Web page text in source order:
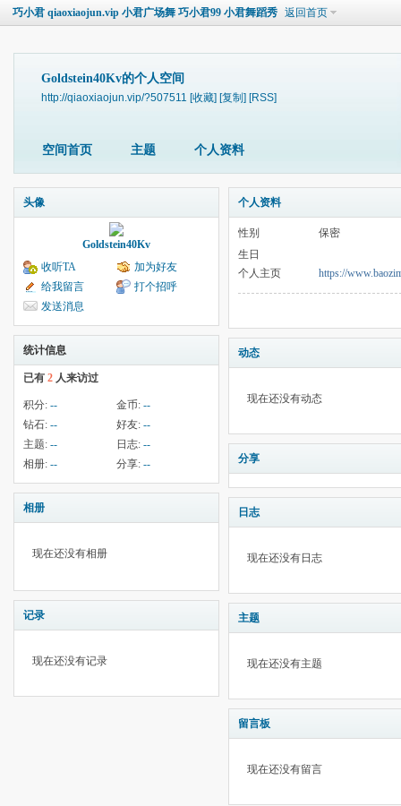
巧小君 qiaoxiaojun.vip 小君广场舞 巧小君99 小君舞蹈秀 返回首页
Goldstein40Kv的个人空间
http://qiaoxiaojun.vip/?507511 [收藏] [复制] [RSS]
空间首页 主题 个人资料
头像
Goldstein40Kv
收听TA
加为好友
给我留言
打个招呼
发送消息
统计信息
已有 2 人来访过
积分: -- 金币: --
钻石: -- 好友: --
主题: -- 日志: --
相册: -- 分享: --
相册
现在还没有相册
记录
现在还没有记录
个人资料
性别
保密
生日
个人主页
https://
动态
现在还没有动态
分享
日志
现在还没有日志
主题
现在还没有主题
留言板
现在还没有留言